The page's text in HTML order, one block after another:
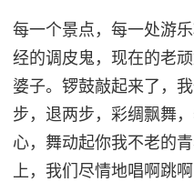
每一个景点，每一处游
经的调皮鬼，现在的老
婆子。 锣鼓敲起来了，
步，退两步，彩绸飘舞
心，舞动起你我不老的青
上，我们尽情地唱啊跳